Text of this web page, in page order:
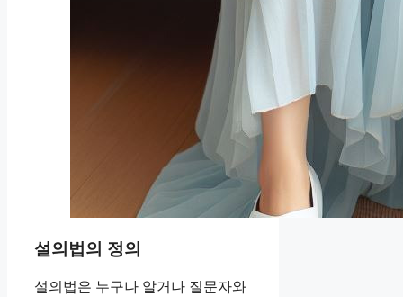
설의법의 정의
설의법은 누구나 알거나 질문자와